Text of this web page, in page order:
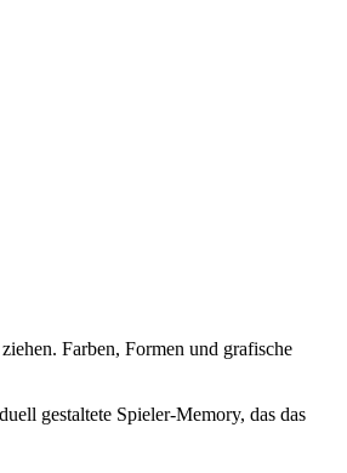
Farben, Formen und grafische
gestaltete Spieler-Memory, das das